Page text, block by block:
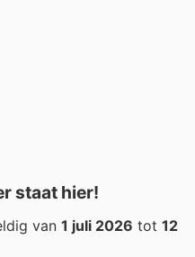
staat hier!
van 1 juli 2026 tot 12